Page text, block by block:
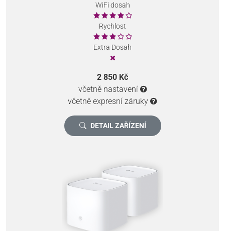
WiFi dosah
Rychlost
Extra Dosah
2 850 Kč
včetně nastavení
včetně expresní záruky
DETAIL ZAŘÍZENÍ